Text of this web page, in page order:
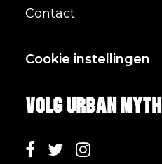
Contact
Cookie instellingen.
Volg Urban Myth